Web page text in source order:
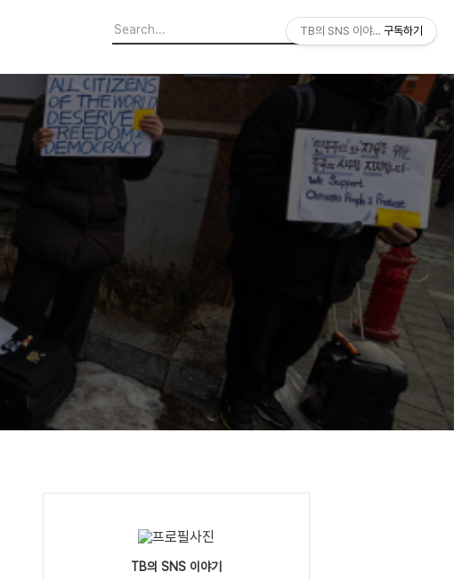
TB의 SNS 이야기
TB의 SNS 이야기 구독하기